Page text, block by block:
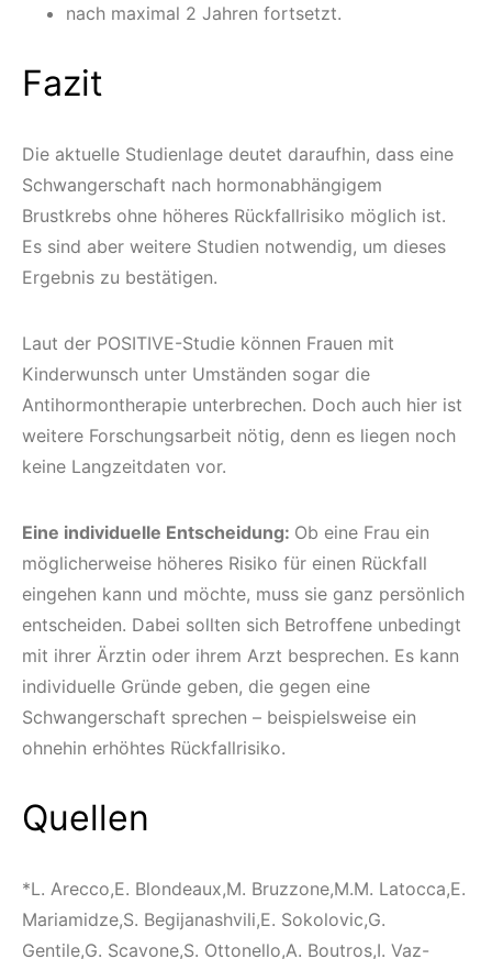
nach maximal 2 Jahren fortsetzt.
Fazit
Die aktuelle Studienlage deutet daraufhin, dass eine
Schwangerschaft nach hormonabhängigem
Brustkrebs ohne höheres Rückfallrisiko möglich ist.
Es sind aber weitere Studien notwendig, um dieses
Ergebnis zu bestätigen.
Laut der POSITIVE-Studie können Frauen mit
Kinderwunsch unter Umständen sogar die
Antihormontherapie unterbrechen. Doch auch hier ist
weitere Forschungsarbeit nötig, denn es liegen noch
keine Langzeitdaten vor.
Eine individuelle Entscheidung: Ob eine Frau ein
möglicherweise höheres Risiko für einen Rückfall
eingehen kann und möchte, muss sie ganz persönlich
entscheiden. Dabei sollten sich Betroffene unbedingt
mit ihrer Ärztin oder ihrem Arzt besprechen. Es kann
individuelle Gründe geben, die gegen eine
Schwangerschaft sprechen – beispielsweise ein
ohnehin erhöhtes Rückfallrisiko.
Quellen
*L. Arecco,E. Blondeaux,M. Bruzzone,M.M. Latocca,E.
Mariamidze,S. Begijanashvili,E. Sokolovic,G.
Gentile,G. Scavone,S. Ottonello,A. Boutros,I. Vaz-